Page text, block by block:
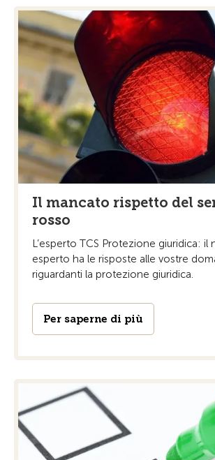
Il mancato rispetto del
rosso
L’esperto TCS Protezione giuridica: il
esperto ha le risposte alle vostre
riguardanti la protezione giuridica.
Per saperne di più